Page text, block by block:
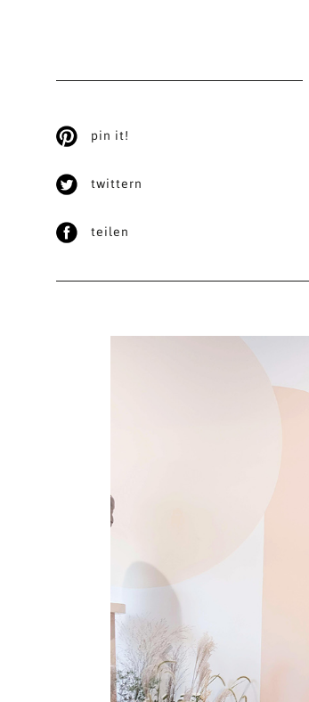
pin it!
twittern
teilen